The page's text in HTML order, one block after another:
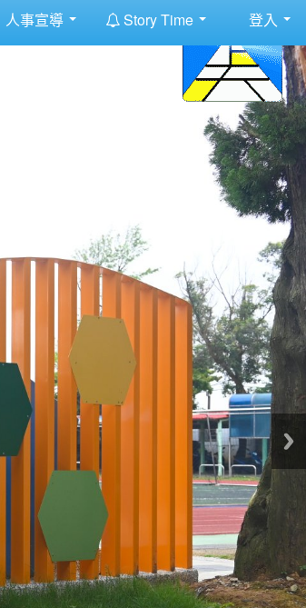
人事宣導 Story Time 登入